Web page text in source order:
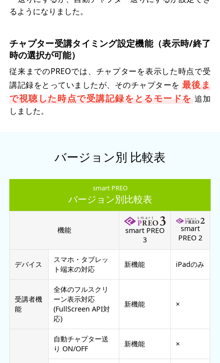
るようになりました。
チャプター受講タイミング設定機能（表示時/終了
時の選択が可能）
従来までのPREOでは、チャプターを表示した時点で受
講記録をとっていましたが、そのチャプターを 最後ま
で視聴した時点で受講記録をとるモードを 追加
しました。
バージョン別 比較表
smart PREO
バージョン別比較表
機能
smart PREO
3
smart
PREO 2
デバイス
スマホ・タブレッ
ト端末の対応
新機能 iPadのみ
受講者機
能
全体のフルスクリ
ーン表示対応
(FullScreen API対
応)
新機能 ×
自動チャプター送
り ON/OFF
新機能 ×